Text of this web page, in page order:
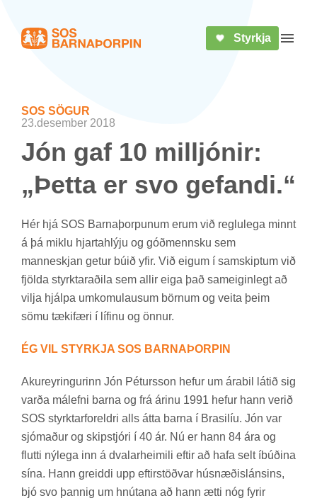
Heim Styrkja Opna
SOS SÖG­UR
23.desember 2018
Jón gaf 10 millj­ón­ir:
„Þetta er svo gef­andi.“
Hér hjá SOS Barna­þorp­un­um erum við reglu­lega minnt
á þá miklu hjarta­hlýju og góð­mennsku sem
mann­eskj­an get­ur búið yfir. Við eig­um í sam­skipt­um við
fjölda styrktarað­ila sem all­ir eiga það sam­eig­in­legt að
vilja hjálpa um­komu­laus­um börn­um og veita þeim
sömu tæki­færi í líf­inu og önn­ur.
ÉG VIL STYRKJA SOS BARNAÞORPIN
Ak­ur­eyr­ing­ur­inn Jón Pét­urs­son hef­ur um ára­bil lát­ið sig
varða mál­efni barna og frá ár­inu 1991 hef­ur hann ver­ið
SOS styrktar­for­eldri alls átta barna í Bras­il­íu. Jón var
sjómað­ur og skip­stjóri í 40 ár. Nú er hann 84 ára og
flutti ný­lega inn á dval­ar­heim­ili eft­ir að hafa selt íbúð­ina
sína. Hann greiddi upp eft­ir­stöðv­ar hús­næð­is­láns­ins,
bjó svo þannig um hnút­ana að hann ætti nóg fyr­ir